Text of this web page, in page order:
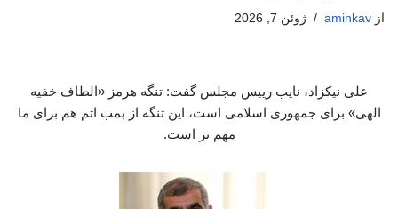
از aminkav ژوئن 7, 2026
علی نیکزاد، نایب رییس مجلس گفت: تنگه هرمز «الطاف خفیه
الهی» برای جمهوری اسلامی است، این تنگه از بمب اتم هم برای ما
مهم تر است.